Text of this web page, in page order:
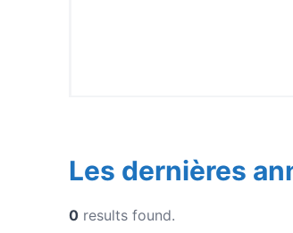
Les dernières
0 results found.